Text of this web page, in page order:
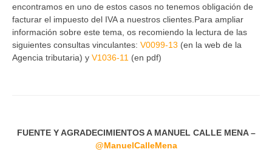
encontramos en uno de estos casos no tenemos obligación de
facturar el impuesto del IVA a nuestros clientes.Para ampliar
información sobre este tema, os recomiendo la lectura de las
siguientes consultas vinculantes: V0099-13 (en la web de la
Agencia tributaria) y V1036-11 (en pdf)
FUENTE Y AGRADECIMIENTOS A MANUEL CALLE MENA –
@ManuelCalleMena